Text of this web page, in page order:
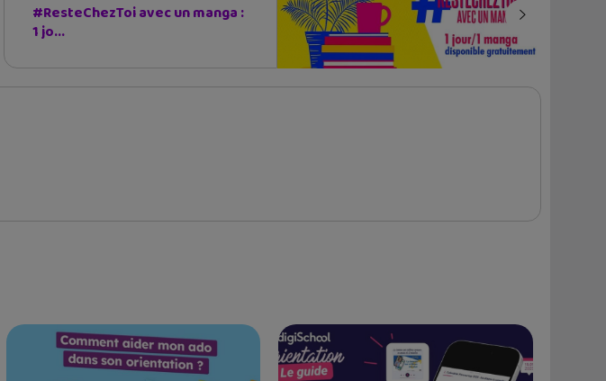
#ResteChezToi avec un manga :
1 jo...